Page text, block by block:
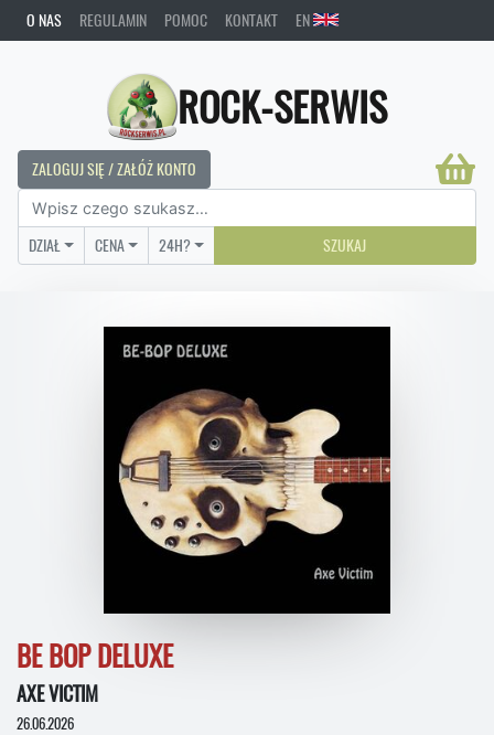
O NAS REGULAMIN POMOC KONTAKT EN
ROCK-SERWIS
ZALOGUJ SIĘ / ZAŁÓŻ KONTO
DZIAŁ CENA 24H? SZUKAJ
BE BOP DELUXE
AXE VICTIM
26.06.2026